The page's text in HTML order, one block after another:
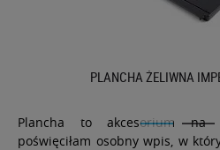
PLANCHA ŻELIWNA
Plancha to akcesorium na
poświęciłam osobny wpis, w